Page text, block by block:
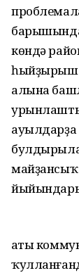
барышында
көндә
алына
Ҡаты